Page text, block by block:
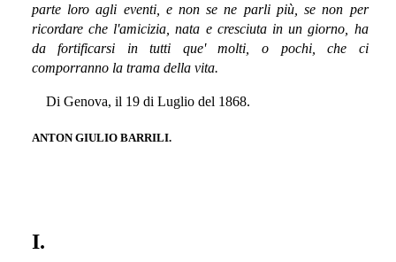
parte loro agli eventi, e non se ne parli più, se non per
ricordare che l'amicizia, nata e cresciuta in un giorno, ha
da fortificarsi in tutti que' molti, o pochi, che ci
comporranno la trama della vita.
Di Genova, il 19 di Luglio del 1868.
ANTON GIULIO BARRILI.
I.